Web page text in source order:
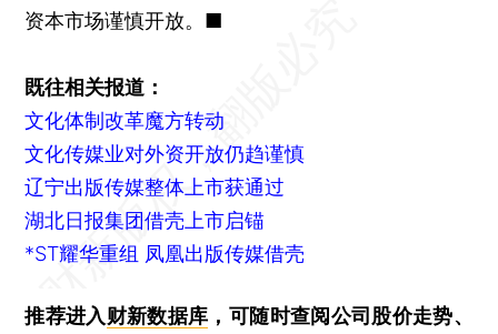
资本市场谨慎开放。■
既往相关报道：
文化体制改革魔方转动
文化传媒业对外资开放仍趋谨慎
辽宁出版传媒整体上市获通过
湖北日报集团借壳上市启锚
*ST耀华重组 凤凰出版传媒借壳
推荐进入财新数据库 ，可随时查阅公司股价走势、